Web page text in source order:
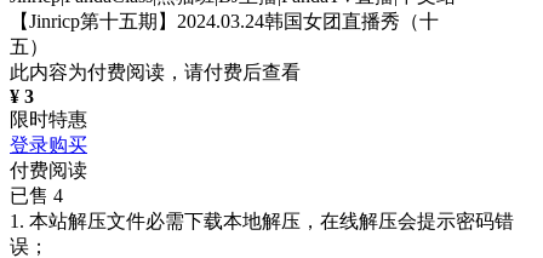
【Jinricp第十五期】2024.03.24韩国女团直播秀（十
五）
此内容为付费阅读，请付费后查看
¥ 3
限时特惠
登录购买
付费阅读
已售 4
1. 本站解压文件必需下载本地解压，在线解压会提示密码错
误；